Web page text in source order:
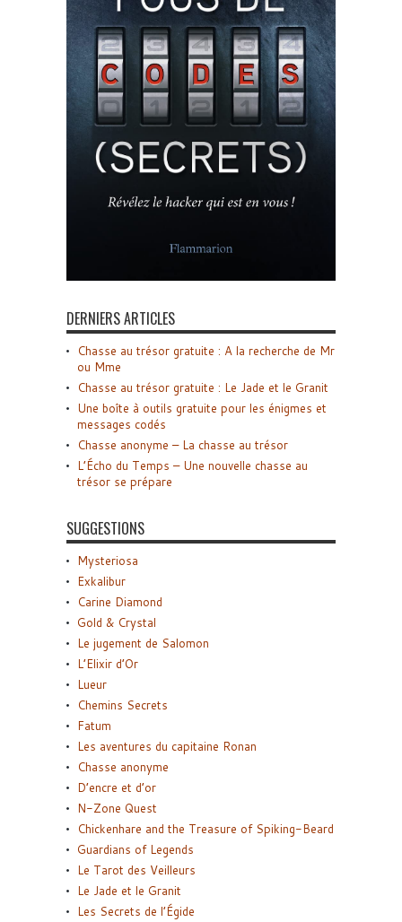
DERNIERS ARTICLES
Chasse au trésor gratuite : A la recherche de Mr
ou Mme
Chasse au trésor gratuite : Le Jade et le Granit
Une boîte à outils gratuite pour les énigmes et
messages codés
Chasse anonyme – La chasse au trésor
L’Écho du Temps – Une nouvelle chasse au
trésor se prépare
SUGGESTIONS
Mysteriosa
Exkalibur
Carine Diamond
Gold & Crystal
Le jugement de Salomon
L’Elixir d’Or
Lueur
Chemins Secrets
Fatum
Les aventures du capitaine Ronan
Chasse anonyme
D’encre et d’or
N-Zone Quest
Chickenhare and the Treasure of Spiking-Beard
Guardians of Legends
Le Tarot des Veilleurs
Le Jade et le Granit
Les Secrets de l’Égide